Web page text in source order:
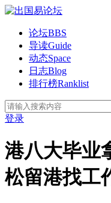
论坛BBS
导读Guide
动态Space
日志Blog
排行榜Ranklist
登录
港八大毕业
松留港找工